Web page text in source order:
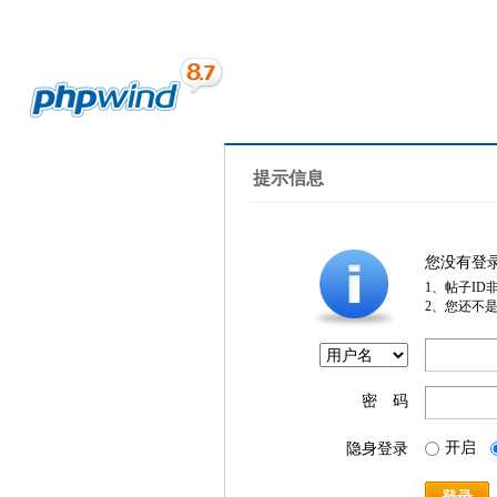
提示信息
您没有登
1、帖子ID
2、您还不
密 码
隐身登录 开启